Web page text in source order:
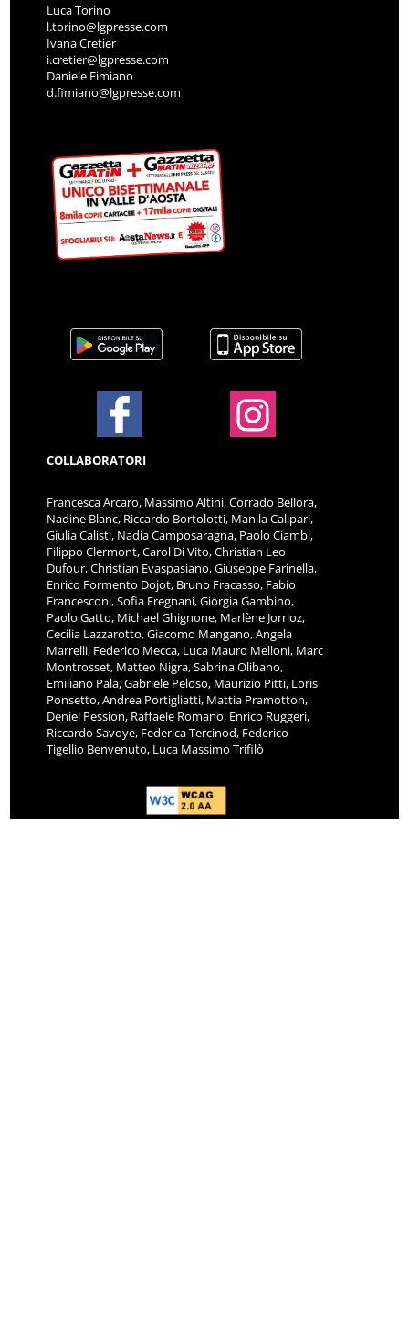
Luca Torino
l.torino@lgpresse.com
Ivana Cretier
i.cretier@lgpresse.com
Daniele Fimiano
d.fimiano@lgpresse.com
COLLABORATORI
Francesca Arcaro, Massimo Altini, Corrado Bellora,
Nadine Blanc, Riccardo Bortolotti, Manila Calipari,
Giulia Calisti, Nadia Camposaragna, Paolo Ciambi,
Filippo Clermont, Carol Di Vito, Christian Leo
Dufour, Christian Evaspasiano, Giuseppe Farinella,
Enrico Formento Dojot, Bruno Fracasso, Fabio
Francesconi, Sofia Fregnani, Giorgia Gambino,
Paolo Gatto, Michael Ghignone, Marlène Jorrioz,
Cecilia Lazzarotto, Giacomo Mangano, Angela
Marrelli, Federico Mecca, Luca Mauro Melloni, Marc
Montrosset, Matteo Nigra, Sabrina Olibano,
Emiliano Pala, Gabriele Peloso, Maurizio Pitti, Loris
Ponsetto, Andrea Portigliatti, Mattia Pramotton,
Deniel Pession, Raffaele Romano, Enrico Ruggeri,
Riccardo Savoye, Federica Tercinod, Federico
Tigellio Benvenuto, Luca Massimo Trifilò